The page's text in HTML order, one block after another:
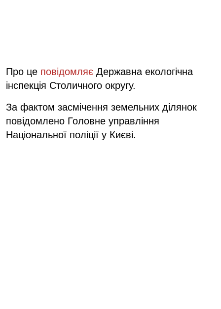
Про це повідомляє Державна екологічна
інспекція Столичного округу.
За фактом засмічення земельних ділянок
повідомлено Головне управління
Національної поліції у Києві.